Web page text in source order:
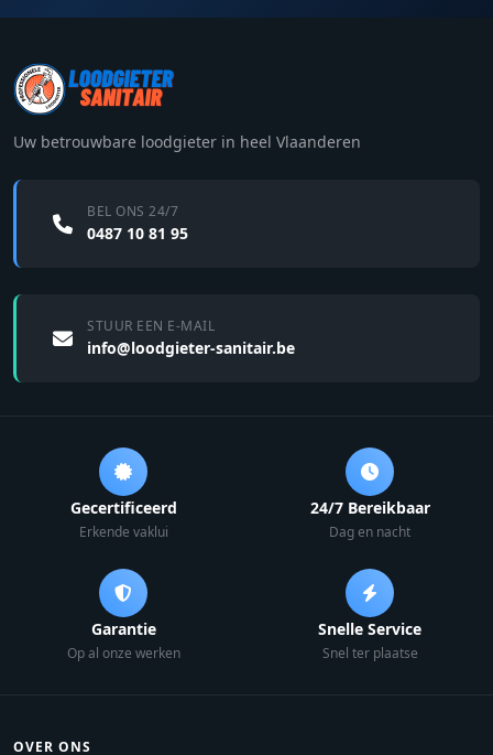
Uw betrouwbare loodgieter in heel Vlaanderen
BEL ONS 24/7
0487 10 81 95
STUUR EEN E-MAIL
info@loodgieter-sanitair.be
Gecertificeerd
Erkende vaklui
24/7 Bereikbaar
Dag en nacht
Garantie
Op al onze werken
Snelle Service
Snel ter plaatse
OVER ONS